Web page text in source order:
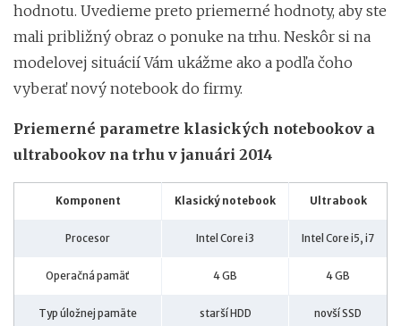
hodnotu. Uvedieme preto priemerné hodnoty, aby ste
mali približný obraz o ponuke na trhu. Neskôr si na
modelovej situácií Vám ukážme ako a podľa čoho
vyberať nový notebook do firmy.
Priemerné parametre klasických notebookov a
ultrabookov na trhu v januári 2014
Komponent Klasický notebook Ultrabook
Procesor Intel Core i3 Intel Core i5, i7
Operačná pamäť 4 GB 4 GB
Typ úložnej pamäte starší HDD novší SSD